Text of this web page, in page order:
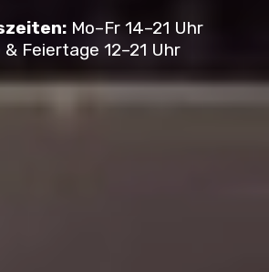
Mo–Fr 14–21 Uhr
& Feiertage 12–21 Uhr